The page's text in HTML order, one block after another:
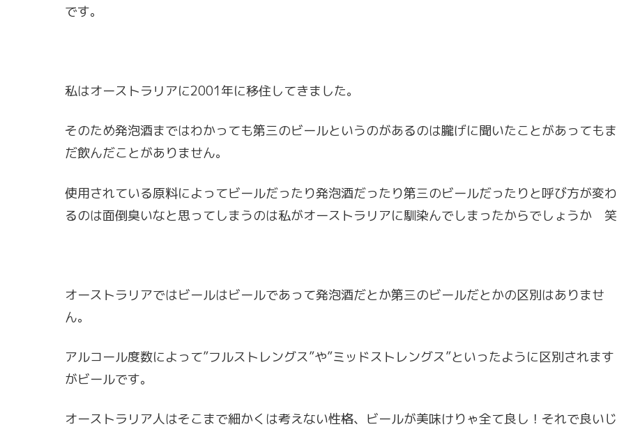
です。
私はオーストラリアに2001年に移住してきました。
そのため発泡酒まではわかっても第三のビールというのがあるのは朧げに聞いたことがあってもま
だ飲んだことがありません。
使用されている原料によってビールだったり発泡酒だったり第三のビールだったりと呼び方が変わ
るのは面倒臭いなと思ってしまうのは私がオーストラリアに馴染んでしまったからでしょうか 笑
オーストラリアではビールはビールであって発泡酒だとか第三のビールだとかの区別はありませ
ん。
アルコール度数によって”フルストレングス”や”ミッドストレングス”といったように区別されます
がビールです。
オーストラリア人はそこまで細かくは考えない性格、ビールが美味けりゃ全て良し！それで良いじ